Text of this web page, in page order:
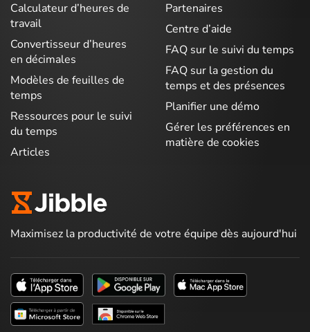
Calculateur d’heures de
travail
Convertisseur d’heures
en décimales
Modèles de feuilles de
temps
Ressources pour le suivi
du temps
Articles
Partenaires
Centre d’aide
FAQ sur le suivi du temps
FAQ sur la gestion du
temps et des présences
Planifier une démo
Gérer les préférences en
matière de cookies
Maximisez la productivité de votre équipe dès aujourd'hui